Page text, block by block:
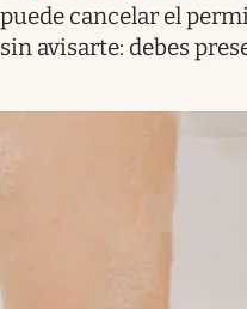
puede cancelar el
sin avisarte: debes